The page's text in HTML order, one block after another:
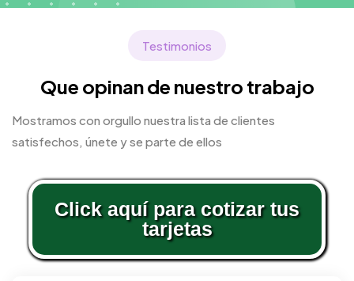
Testimonios
Que opinan de nuestro trabajo
Mostramos con orgullo nuestra lista de clientes
satisfechos, únete y se parte de ellos
Click aquí para cotizar tus
tarjetas